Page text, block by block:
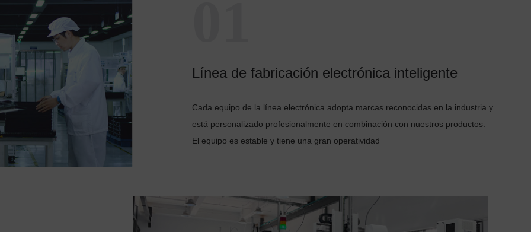
Línea de fabricación electrónica inteligente
Cada equipo de la línea electrónica adopta marcas reconocidas en la industria y
está personalizado profesionalmente en combinación con nuestros productos.
El equipo es estable y tiene una gran operatividad